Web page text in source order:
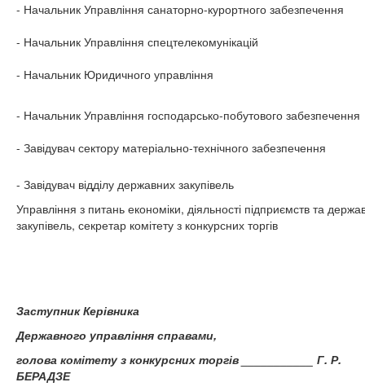
- Начальник Управління санаторно-курортного забезпечення
- Начальник Управління спецтелекомунікацій
- Начальник Юридичного управління
- Начальник Управління господарсько-побутового забезпечення
- Завідувач сектору матеріально-технічного забезпечення
- Завідувач відділу державних закупівель
Управління з питань економіки, діяльності підприємств та
закупівель, секретар комітету з конкурсних торгів
Заступник Керівника
Державного управління справами,
голова комітету з конкурсних торгів ___________ Г. Р.
БЕРАДЗЕ